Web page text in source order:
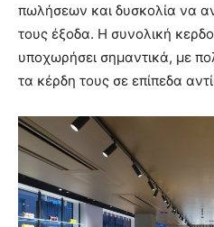
πωλήσεων και δυσκολία να
τους έξοδα. Η συνολική
υποχωρήσει σημαντικά, με
τα κέρδη τους σε επίπεδα